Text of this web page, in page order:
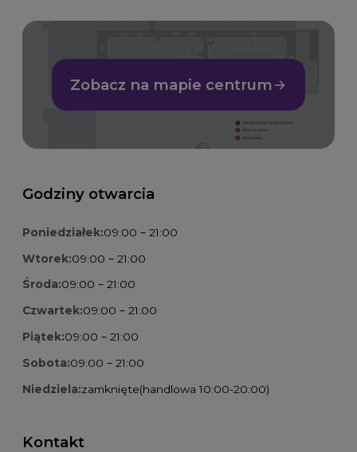
Zobacz na mapie centrum
Godziny otwarcia
Poniedziałek:09:00 – 21:00
Wtorek:09:00 – 21:00
Środa:09:00 – 21:00
Czwartek:09:00 – 21:00
Piątek:09:00 – 21:00
Sobota:09:00 – 21:00
Niedziela:zamknięte(handlowa 10:00-20:00)
Kontakt